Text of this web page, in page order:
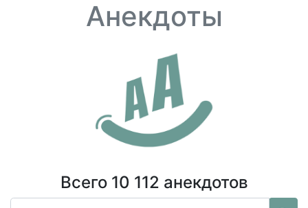
Анекдоты
Всего 10 112 анекдотов